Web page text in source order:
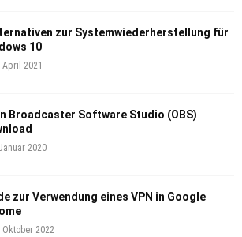
zur Systemwiederherstellung für
10
April 2021
Broadcaster Software Studio (OBS)
2020
zur Verwendung eines VPN in Google
Oktober 2022